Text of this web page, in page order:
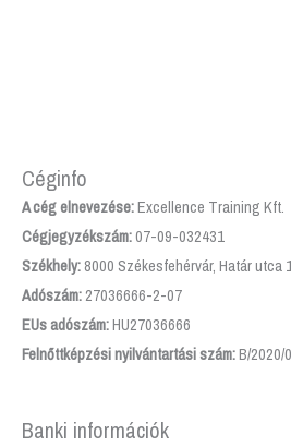
Céginfo
A cég elnevezése:Excellence Training Kft.
Cégjegyzékszám:07-09-032431
Székhely:8000 Székesfehérvár, Határ utca
Adószám: 27036666-2-07
EUs adószám:HU27036666
Felnőttképzési nyilvántartási szám:B/2020/
Banki információk